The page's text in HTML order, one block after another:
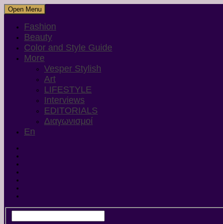
Open Menu
Fashion
Beauty
Color and Style Guide
More
Vesper Stylish
Art
LIFESTYLE
Interviews
EDITORIALS
Διαγωνισμοί
En